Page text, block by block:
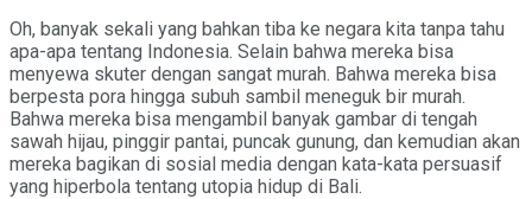
Oh, banyak sekali yang bahkan tiba ke negara kita tanpa tahu
apa-apa tentang Indonesia. Selain bahwa mereka bisa
menyewa skuter dengan sangat murah. Bahwa mereka bisa
berpesta pora hingga subuh sambil meneguk bir murah.
Bahwa mereka bisa mengambil banyak gambar di tengah
sawah hijau, pinggir pantai, puncak gunung, dan kemudian akan
mereka bagikan di sosial media dengan kata-kata persuasif
yang hiperbola tentang utopia hidup di Bali.